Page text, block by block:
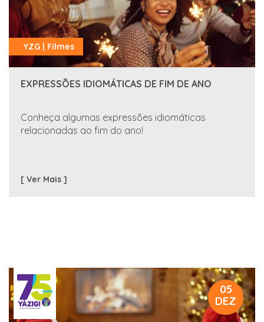
YZG | Filmes
EXPRESSÕES IDIOMÁTICAS DE FIM DE ANO
Conheça algumas expressões idiomáticas
relacionadas ao fim do ano!
[ Ver Mais ]
05
DEZ